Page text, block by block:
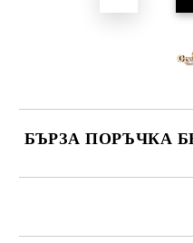
БЪРЗА ПОРЪЧКА